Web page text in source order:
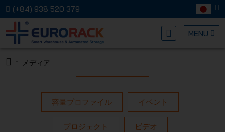
(+84) 938 520 379
MENU
メディア
容量プロファイル イベント
プロジェクト ビデオ